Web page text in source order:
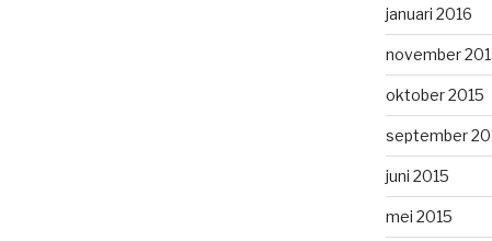
januari 2016
november
oktober 2015
september
juni 2015
mei 2015